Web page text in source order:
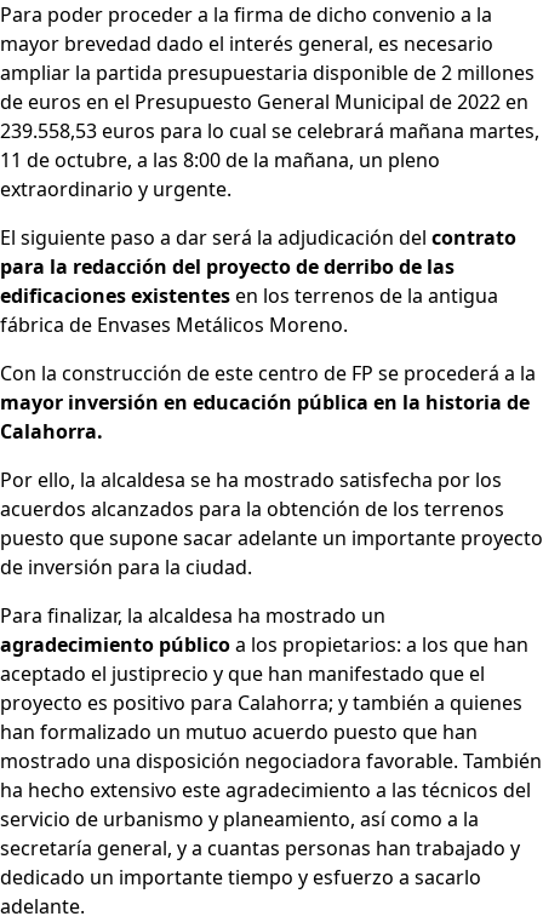
Para poder proceder a la firma de dicho convenio a la
mayor brevedad dado el interés general, es necesario
ampliar la partida presupuestaria disponible de 2 millones
de euros en el Presupuesto General Municipal de 2022 en
239.558,53 euros para lo cual se celebrará mañana martes,
11 de octubre, a las 8:00 de la mañana, un pleno
extraordinario y urgente.
El siguiente paso a dar será la adjudicación del contrato
para la redacción del proyecto de derribo de las
edificaciones existentesen los terrenos de la antigua
fábrica de Envases Metálicos Moreno.
Con la construcción de este centro de FP se procederá a la
mayor inversión en educación pública en la historia de
Calahorra.
Por ello, la alcaldesa se ha mostrado satisfecha por los
acuerdos alcanzados para la obtención de los terrenos
puesto que supone sacar adelante un importante proyecto
de inversión para la ciudad.
Para finalizar, la alcaldesa ha mostrado un
agradecimiento públicoa los propietarios: a los que han
aceptado el justiprecio y que han manifestado que el
proyecto es positivo para Calahorra; y también a quienes
han formalizado un mutuo acuerdo puesto que han
mostrado una disposición negociadora favorable. También
ha hecho extensivo este agradecimiento a las técnicos del
servicio de urbanismo y planeamiento, así como a la
secretaría general, y a cuantas personas han trabajado y
dedicado un importante tiempo y esfuerzo a sacarlo
adelante.